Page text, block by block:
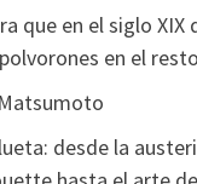
que en el siglo XIX
en el
desde la